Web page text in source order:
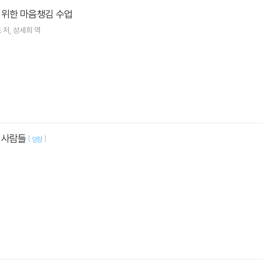
한 마음챙김 수업
저 성세희 역
람들 [ 양장]